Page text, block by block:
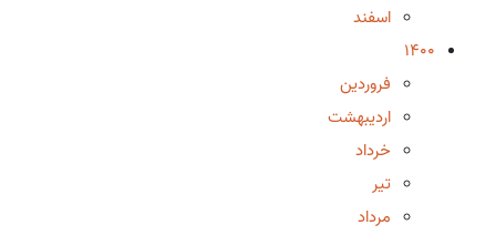
اسفند
1400
فروردین
اردیبهشت
خرداد
تیر
مرداد